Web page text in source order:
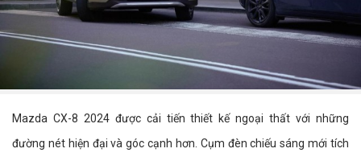
Mazda CX-8 2024 được cải tiến thiết kế ngoại thất với những
đường nét hiện đại và góc cạnh hơn. Cụm đèn chiếu sáng mới tích